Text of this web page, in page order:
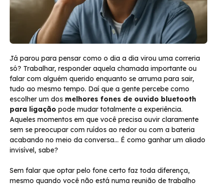
Já parou para pensar como o dia a dia virou uma correria
só? Trabalhar, responder aquela chamada importante ou
falar com alguém querido enquanto se arruma para sair,
tudo ao mesmo tempo. Daí que a gente percebe como
escolher um dos melhores fones de ouvido bluetooth
para ligação pode mudar totalmente a experiência.
Aqueles momentos em que você precisa ouvir claramente
sem se preocupar com ruídos ao redor ou com a bateria
acabando no meio da conversa… É como ganhar um aliado
invisível, sabe?
Sem falar que optar pelo fone certo faz toda diferença,
mesmo quando você não está numa reunião de trabalho